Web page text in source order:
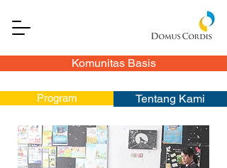
Komunitas Basis
Program Tentang Kami